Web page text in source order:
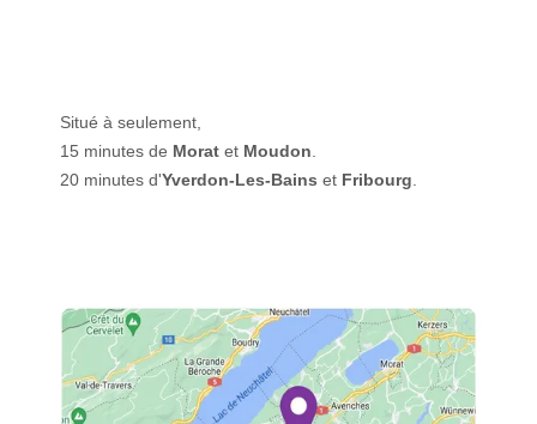
Situé à seulement,
15 minutes de Morat et Moudon
20 minutes d'Yverdon-Les-Bains et Fribourg